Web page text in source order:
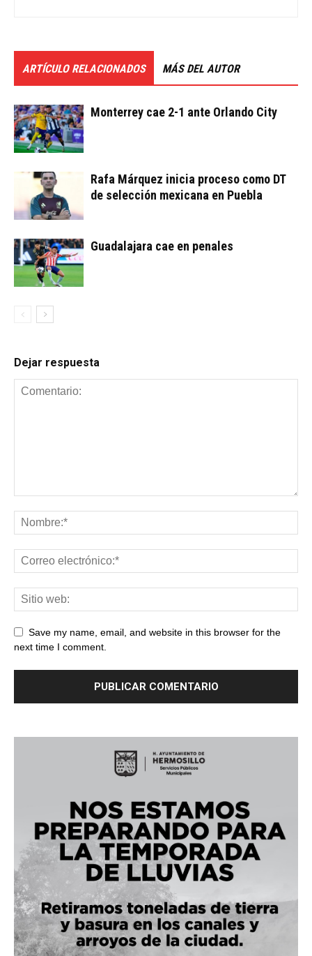
ARTÍCULO RELACIONADOS MÁS DEL AUTOR
Monterrey cae 2-1 ante Orlando City
Rafa Márquez inicia proceso como DT
de selección mexicana en Puebla
Guadalajara cae en penales
Dejar respuesta
Save my name, email, and website in this browser for the
next time I comment.